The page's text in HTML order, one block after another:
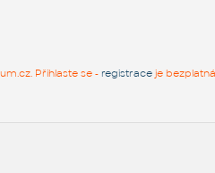
Přihlaste se - registraceje bezplatná.